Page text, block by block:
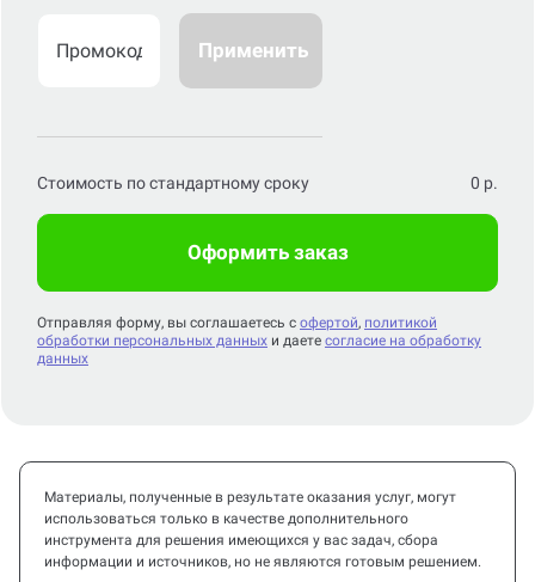
Применить
Стоимость по стандартному сроку 0 р.
Оформить заказ
Отправляя форму, вы соглашаетесь с офертой, политикой
обработки персональных данных и даете согласие на обработку
данных
Материалы, полученные в результате оказания услуг, могут
использоваться только в качестве дополнительного
инструмента для решения имеющихся у вас задач, сбора
информации и источников, но не являются готовым решением.